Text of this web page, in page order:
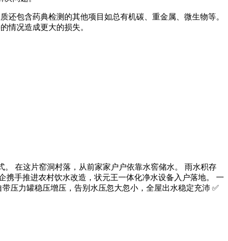
包含药典检测的其他项目如总有机碳、重金属、微生物等。
情况造成更大的损失。
在这片窑洞村落，从前家家户户依靠水窖储水。 雨水积存
手推进农村饮水改造，状元王一体化净水设备入户落地。 一
压力罐稳压增压，告别水压忽大忽小，全屋出水稳定充沛 ✅